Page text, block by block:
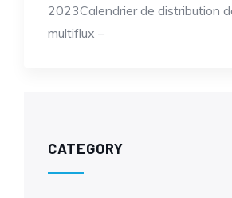
2023Calendrier de distribution
multiflux –
CATEGORY